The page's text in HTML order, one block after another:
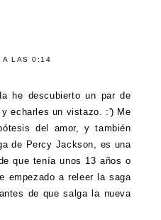
A LAS 0:14
he descubierto un par de
echarles un vistazo. :') Me
del amor, y también
de Percy Jackson, es una
que tenía unos 13 años o
empezado a releer la saga
de que salga la nueva